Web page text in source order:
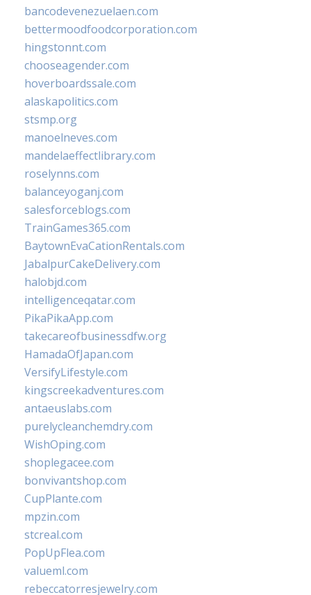
bancodevenezuelaen.com
bettermoodfoodcorporation.com
hingstonnt.com
chooseagender.com
hoverboardssale.com
alaskapolitics.com
stsmp.org
manoelneves.com
mandelaeffectlibrary.com
roselynns.com
balanceyoganj.com
salesforceblogs.com
TrainGames365.com
BaytownEvaCationRentals.com
JabalpurCakeDelivery.com
halobjd.com
intelligenceqatar.com
PikaPikaApp.com
takecareofbusinessdfw.org
HamadaOfJapan.com
VersifyLifestyle.com
kingscreekadventures.com
antaeuslabs.com
purelycleanchemdry.com
WishOping.com
shoplegacee.com
bonvivantshop.com
CupPlante.com
mpzin.com
stcreal.com
PopUpFlea.com
valueml.com
rebeccatorresjewelry.com